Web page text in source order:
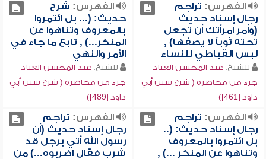
الفهرس: تراجم
رجال إسناد حديث
(وأمر امرأتك أن تجعل
تحته ثوباً لا يصفها) ,
لبس القباطي للنساء
للشيخ: عبد المحسن العباد
جزء من محاضرة ( شرح سنن أبي
داود [461])
الفهرس: شرح
حديث: (... بل ائتمروا
بالمعروف وتناهوا عن
المنكر...) , تابع ما جاء في
الأمر والنهي
للشيخ: عبد المحسن العباد
جزء من محاضرة ( شرح سنن أبي
داود [489])
الفهرس: تراجم
رجال إسناد حديث: (..
بل ائتمروا بالمعروف
وتناهوا عن المنكر ...) ,
الفهرس: تراجم
رجال إسناد حديث (أن
رسول الله أتي برجل قد
شرب فقال اضربوه...) من